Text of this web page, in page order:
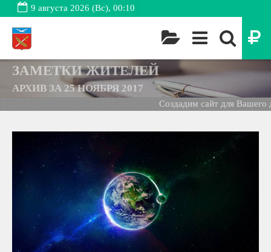
9 августа 2026 (Вс), 00:10
ЗАМЕТКИ ЖИТЕЛЕЙ
АРХИВ ЗА 25 НОЯБРЯ 2017
Создадим сайт для Вашего